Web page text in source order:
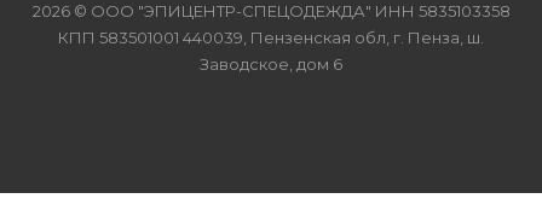
2026 © ООО "ЭПИЦЕНТР-СПЕЦОДЕЖДА" ИНН 5835103358
КПП 583501001 440039, Пензенская обл, г. Пенза, ш.
Заводское, дом 6